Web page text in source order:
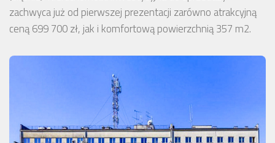
zachwyca już od pierwszej prezentacji zarówno atrakcyjną
ceną 699 700 zł, jak i komfortową powierzchnią 357 m2.